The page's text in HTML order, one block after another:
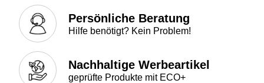
Persönliche Beratung
Hilfe benötigt? Kein Problem!
Nachhaltige Werbeartikel
geprüfte Produkte mit ECO+